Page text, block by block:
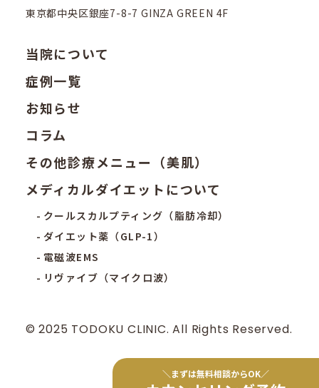
東京都中央区銀座7-8-7 GINZA GREEN 4F
当院について
症例一覧
お知らせ
コラム
その他診療メニュー（美肌）
メディカルダイエットについて
クールスカルプティング（脂肪冷却）
ダイエット薬（GLP-1）
電磁波EMS
リヴァイブ（マイクロ波）
© 2025 TODOKU CLINIC. All Rights Reserved.
＼まずは無料相談からOK／